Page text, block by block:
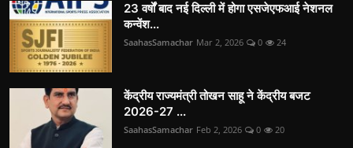
23 वर्षों बाद नई दिल्ली में होगा एसजेएफआई नेशनल
कन्वेंश...
SaahasSamachar Mar 2, 2026 0 24
केंद्रीय राज्यमंत्री तोखन साहू ने केंद्रीय बजट
2026-27 ...
SaahasSamachar Feb 2, 2026 0 20